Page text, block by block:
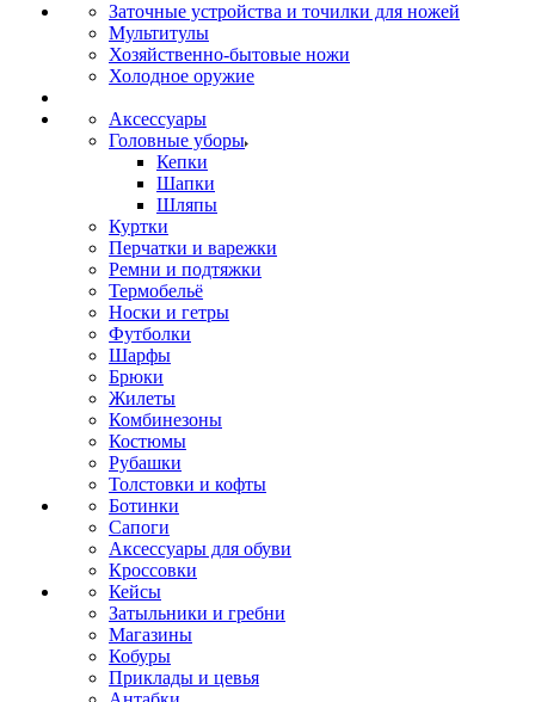
Заточные устройства и точилки для ножей
Мультитулы
Хозяйственно-бытовые ножи
Холодное оружие
Аксессуары
Головные уборы
Кепки
Шапки
Шляпы
Куртки
Перчатки и варежки
Ремни и подтяжки
Термобельё
Носки и гетры
Футболки
Шарфы
Брюки
Жилеты
Комбинезоны
Костюмы
Рубашки
Толстовки и кофты
Ботинки
Сапоги
Аксессуары для обуви
Кроссовки
Кейсы
Затыльники и гребни
Магазины
Кобуры
Приклады и цевья